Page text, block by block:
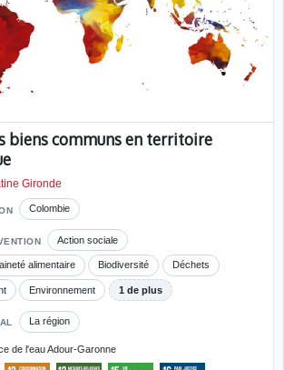
biens communs en territoire
Gironde
Colombie
Action sociale
alimentaire Biodiversité Déchets
Environnement 1 de plus
La région
de l'eau Adour-Garonne